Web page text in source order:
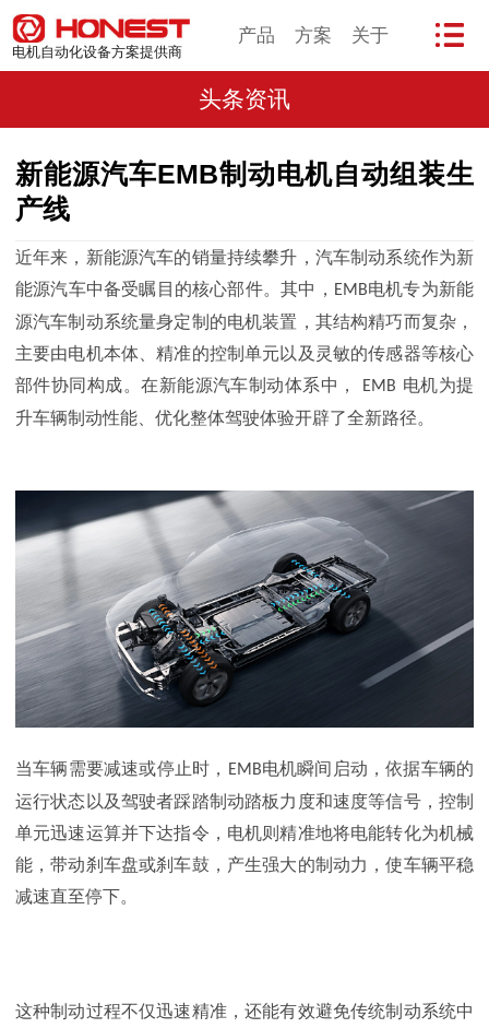
产品 方案 关于
电机自动化设备方案提供商
头条资讯
新能源汽车EMB制动电机自动组装生
产线
近年来，新能源汽车的销量持续攀升，汽车制动系统作为新
能源汽车中备受瞩目的核心部件。其中， EMB电机专为新能
源汽车制动系统量身定制的电机装置，其结构精巧而复杂，
主要由电机本体、精准的控制单元以及灵敏的传感器等核心
部件协同构成。在新能源汽车制动体系中，
EMB 电机为提
升车辆制动性能、优化整体驾驶体验开辟了全新路径。
当车辆需要减速或停止时， EMB电机瞬间启动，依据车辆的
运行状态以及驾驶者踩踏制动踏板力度和速度等信号，控制
单元迅速运算并下达指令，电机则精准地将电能转化为机械
能，带动刹车盘或刹车鼓，产生强大的制动力，使车辆平稳
减速直至停下。
这种制动过程不仅迅速精准，还能有效避免传统制动系统中